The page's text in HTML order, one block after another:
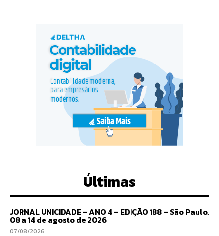
Últimas
JORNAL UNICIDADE – ANO 4 – EDIÇÃO 188 – São Paulo,
08 a 14 de agosto de 2026
07/08/2026